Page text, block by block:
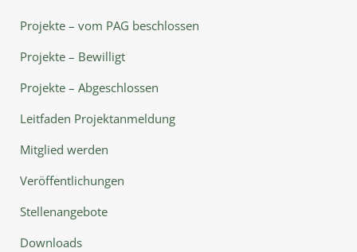
Projekte – vom PAG beschlossen
Projekte – Bewilligt
Projekte – Abgeschlossen
Leitfaden Projektanmeldung
Mitglied werden
Veröffentlichungen
Stellenangebote
Downloads